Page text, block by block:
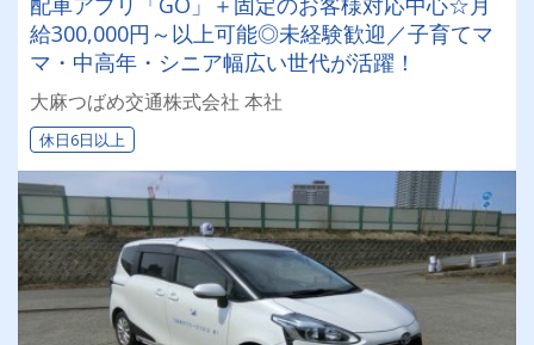
給300,000円～以上可能◎未経験歓迎／子育てマ
マ・中高年・シニア幅広い世代が活躍！
大麻つばめ交通株式会社 本社
休日6日以上